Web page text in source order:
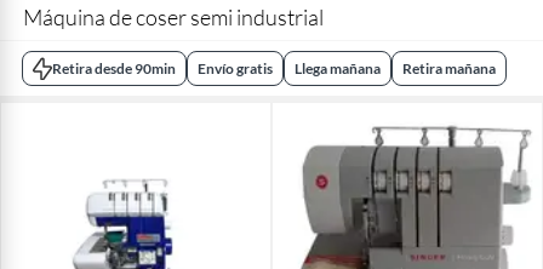
Máquina de coser semi industrial
Retira desde 90min Envío gratis Llega mañana Retira mañana